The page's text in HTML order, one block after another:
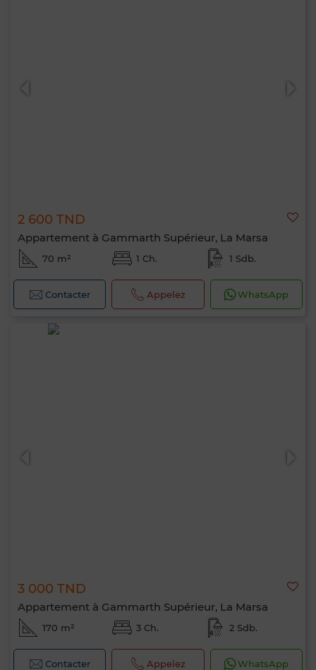
2 600 TND
Appartement à Gammarth Supérieur, La Marsa
70 m² 1 Ch. 1 Sdb.
Contacter Appelez WhatsApp
3 000 TND
Appartement à Gammarth Supérieur, La Marsa
170 m² 3 Ch. 2 Sdb.
Contacter Appelez WhatsApp